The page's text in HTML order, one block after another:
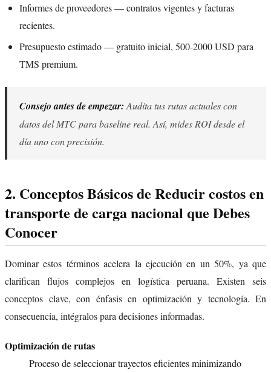
Informes de proveedores — contratos vigentes y facturas
recientes.
Presupuesto estimado — gratuito inicial, 500-2000 USD para
TMS premium.
Consejo antes de empezar: Audita tus rutas actuales con
datos del MTC para baseline real. Así, mides ROI desde el
día uno con precisión.
2. Conceptos Básicos de Reducir costos en
transporte de carga nacional que Debes
Conocer
Dominar estos términos acelera la ejecución en un 50%, ya que
clarifican flujos complejos en logística peruana. Existen seis
conceptos clave, con énfasis en optimización y tecnología. En
consecuencia, intégralos para decisiones informadas.
Optimización de rutas
Proceso de seleccionar trayectos eficientes minimizando